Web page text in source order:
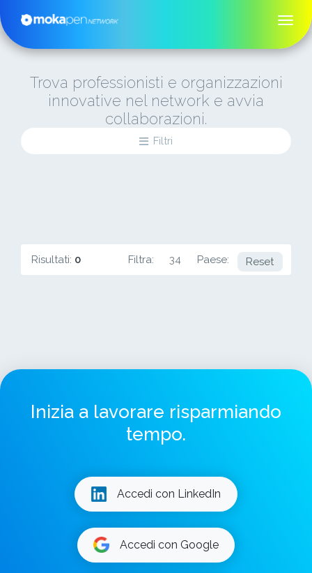
Trova professionisti e organizzazioni
innovative nel network e avvia
collaborazioni.
Filtri
Risultati: 0 Filtra: 34 Paese: NG
Reset
Inizia a lavorare risparmiando
tempo.
Accedi con LinkedIn
Accedi con Google